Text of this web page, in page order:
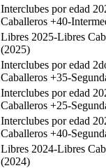
Interclubes por edad
Caballeros +40-
Libres 2025-Libres
(2025)
Interclubes por edad
Caballeros +35-
Interclubes por edad
Caballeros +25-
Interclubes por edad
Caballeros +40-
Libres 2024-Libres
(2024)